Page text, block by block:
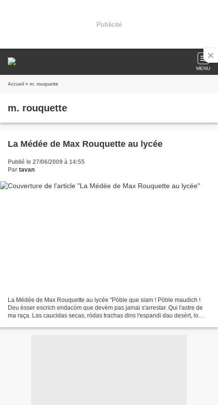
Publicité
MENU
Accueil » m. rouquette
m. rouquette
La Médée de Max Rouquette au lycée
Publié le 27/06/2009 à 14:55
Par tavan
La Médée de Max Rouquette au lycée "Pòble que siam ! Pòble maudich !
Deu èsser escrich endacòm que devèm pas jamai s'arrestar. Qui l'astre de
ma raça. Las caucidas secas, ròdas trachas dins l'espandi dau desèrt, lo